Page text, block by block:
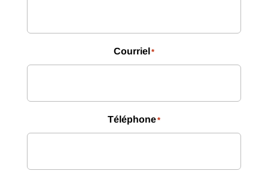
Courriel*
Téléphone*